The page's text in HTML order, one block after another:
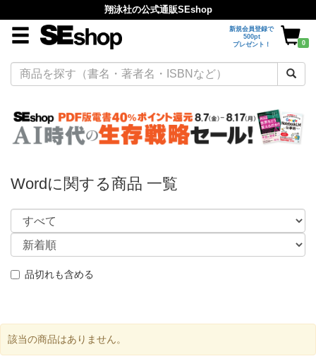
翔泳社の公式通販SEshop
新規会員登録で
500pt
プレゼント！
0
Wordに関する商品 一覧
品切れも含める
該当の商品はありません。